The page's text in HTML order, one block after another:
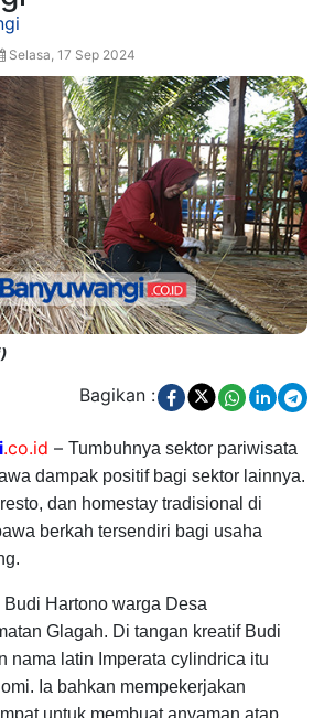
Selasa, 17 Sep 2024
Bagikan :
.co.id – Tumbuhnya sektor pariwisata
dampak positif bagi sektor lainnya.
dan homestay tradisional di
berkah tersendiri bagi usaha
Hartono warga Desa
Glagah. Di tangan kreatif Budi
nama latin Imperata cylindrica itu
Ia bahkan mempekerjakan